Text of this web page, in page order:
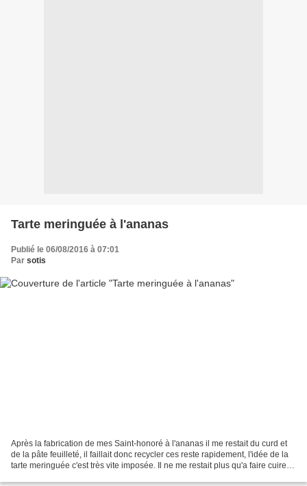
Tarte meringuée à l'ananas
Publié le 06/08/2016 à 07:01
Par sotis
Après la fabrication de mes Saint-honoré à l'ananas il me restait du curd et
de la pâte feuilleté, il faillait donc recycler ces reste rapidement, l'idée de la
tarte meringuée c'est très vite imposée. Il ne me restait plus qu'a faire cuire la